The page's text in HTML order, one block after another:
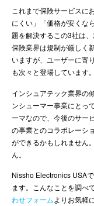
これまで保険サービスに
にくい」「価格が安くな
題を解決するこの3社は
保険業界は規制が厳しく
いますが、ユーザーに寄
も次々と登場しています。
インシュアテック業界の
ンシューマー事業にとっ
ーマなので、今後のサー
の事業とのコラボレーシ
ができるかもしれません
ん。
Nissho Electronics USA
ます。こんなことを調べ
わせフォームよりお気軽